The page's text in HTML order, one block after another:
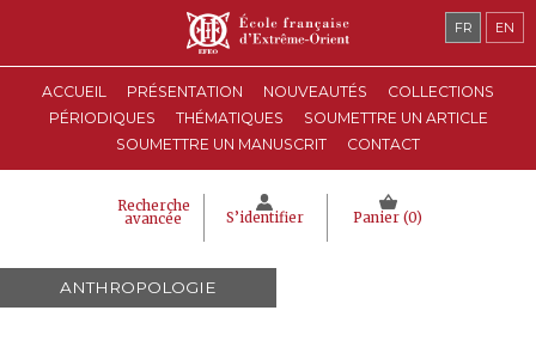
ACCUEIL PRÉSENTATION NOUVEAUTÉS
COLLECTIONS
PÉRIODIQUES
THÉMATIQUES
SOUMETTRE UN ARTICLE
SOUMETTRE UN MANUSCRIT
CONTACT
Recherche
avancée S’identifier Panier (0)
FR EN
ANTHROPOLOGIE